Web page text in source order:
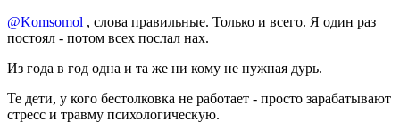
@Komsomol , слова правильные. Только и всего. Я один раз
постоял - потом всех послал нах.
Из года в год одна и та же ни кому не нужная дурь.
Те дети, у кого бестолковка не работает - просто зарабатывают
стресс и травму психологическую.